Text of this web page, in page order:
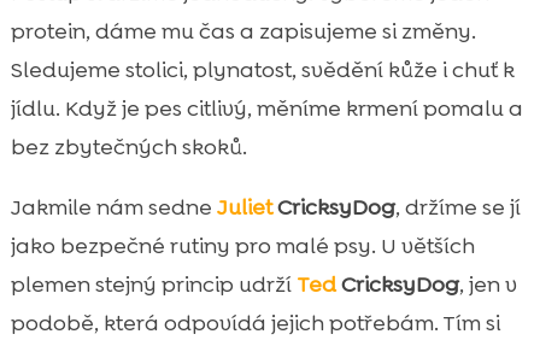
protein, dáme mu čas a zapisujeme si změny.
Sledujeme stolici, plynatost, svědění kůže i chuť k
jídlu. Když je pes citlivý, měníme krmení pomalu a
bez zbytečných skoků.
Jakmile nám sedne JulietCricksyDog, držíme se jí
jako bezpečné rutiny pro malé psy. U větších
plemen stejný princip udrží TedCricksyDog, jen v
podobě, která odpovídá jejich potřebám. Tím si